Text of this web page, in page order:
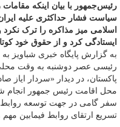
رئیس‌جمهور با بیان اینکه
سیاست فشار حداکثری علیه
اسلامی میز مذاکره را ترک
ایستادگی کرد و از حقوق خود
به گزارش پایگاه خبری شباویز به
رئیسی عصر دوشنبه به وقت
پاکستان، در دیدار «سردار
محل اقامت رئیس جمهور انجام
سفر گامی در جهت توسعه
تسریع ارتقای روابط فیمابین مهم